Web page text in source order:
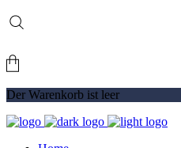
Der Warenkorb ist leer